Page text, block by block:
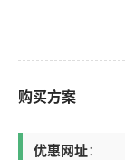
购买方案
优惠网址：